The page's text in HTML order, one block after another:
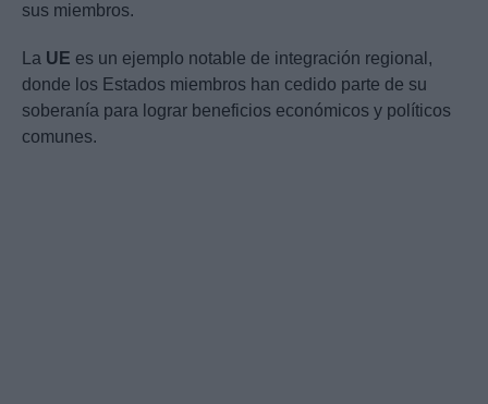
sus miembros.
La UE es un ejemplo notable de integración regional,
donde los Estados miembros han cedido parte de su
soberanía para lograr beneficios económicos y políticos
comunes.